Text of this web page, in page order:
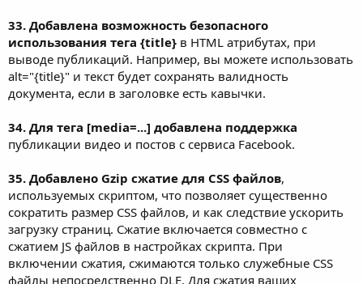
33. Добавлена возможность безопасного
использования тега {titlе} в HTML атрибутах, при
выводе публикаций. Например, вы можете использовать
alt="{titlе}" и текст будет сохранять валидность
документа, если в заголовке есть кавычки.
34. Для тега [mediа=...] добавлена поддержка
публикации видео и постов с сервиса Facebook.
35. Добавлено Gzip сжатие для CSS файлов,
используемых скриптом, что позволяет существенно
сократить размер CSS файлов, и как следствие ускорить
загрузку страниц. Сжатие включается совместно с
сжатием JS файлов в настройках скрипта. При
включении сжатия, сжимаются только служебные CSS
файлы непосредственно DLE. Для сжатия ваших